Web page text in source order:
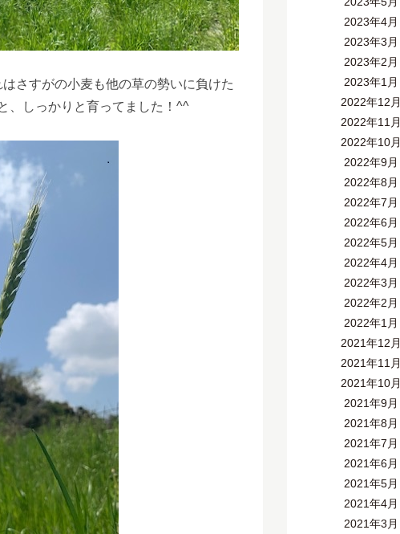
さすがの小麦も他の草の勢いに負けた
、しっかりと育ってました！^^
2023年4月
2023年3月
2023年2月
2023年1月
2022年12月
2022年11月
2022年10月
2022年9月
2022年8月
2022年7月
2022年6月
2022年5月
2022年4月
2022年3月
2022年2月
2022年1月
2021年12月
2021年11月
2021年10月
2021年9月
2021年8月
2021年7月
2021年6月
2021年5月
2021年4月
2021年3月